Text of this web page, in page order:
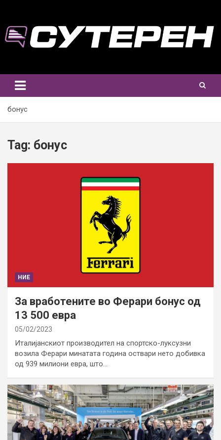
content
бонус
Tag: бонус
НИЕ
За вработените во Ферари бонус од
13 500 евра
05/02/2023
Италијанскиот производител на спортско-луксузни
возила Ферари минатата година оствари нето добивка
од 939 милиони евра, што…